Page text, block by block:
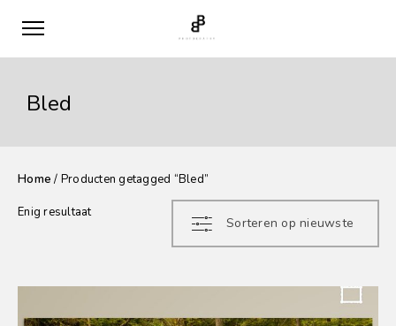
Bled
Home / Producten getagged “Bled”
Enig resultaat
Sorteren op nieuwste